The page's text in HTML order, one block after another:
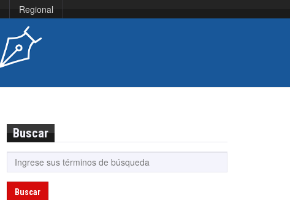
Regional
Buscar
Buscar